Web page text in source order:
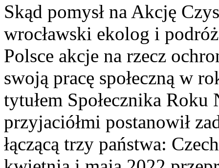
Skąd pomysł na Akcję
wrocławski ekolog i
Polsce akcje na rzecz
swoją pracę społeczną w
tytułem Społecznika
przyjaciółmi postanowił
łączącą trzy państwa: